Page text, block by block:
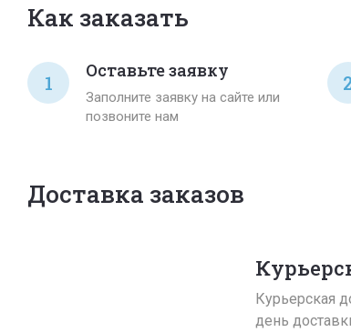
Как заказать
1
Оставьте заявку
Заполните заявку на сайте или
позвоните нам
2
Доставка заказов
Курьерская
день